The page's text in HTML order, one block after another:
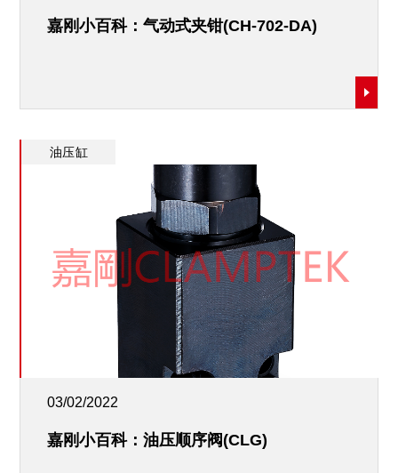
嘉刚小百科：气动式夹钳(CH-702-DA)
油压缸
03/02/2022
嘉刚小百科：油压顺序阀(CLG)